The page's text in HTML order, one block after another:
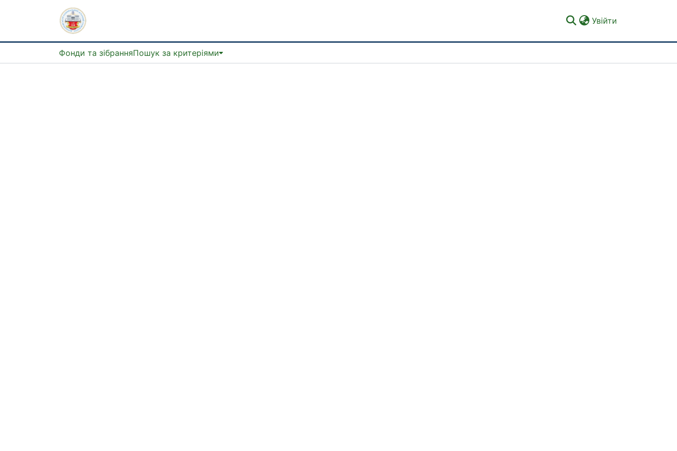
Увійти
Фонди та зібранняПошук за критеріями